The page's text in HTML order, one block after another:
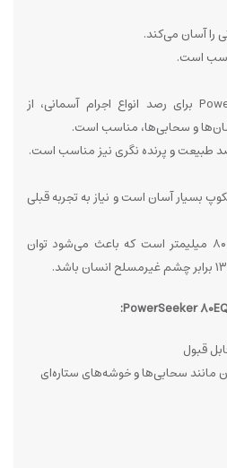
را آسان می‌کند.
است.
تلسکوپ PowerSeeker 80EQ برای رصد انواع اجرام آسمانی، از
و سحابی‌ها، مناسب است.
طبیعت و پرنده نگری نیز مناسب است.
بسیار آسان است و نیاز به تجربه قبلی
این تلسکوپ با قطر عدسی ۸۰ میلیمتر است که باعث می‌شود توان
قبول
مانند سحابی‌ها و خوشه‌های ستاره‌ای